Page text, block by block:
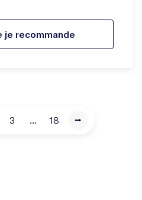
je recommande
3 ... 18 ⭢